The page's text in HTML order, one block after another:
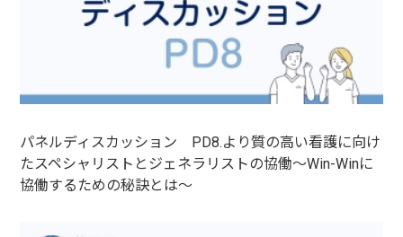
パネルディスカッション PD8.より質の高い看護に向け
たスペシャリストとジェネラリストの協働～Win-Winに
協働するための秘訣とは～